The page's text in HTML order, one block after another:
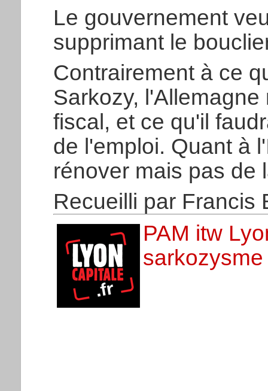
Le gouvernement
supprimant le
Contrairement à ce
Sarkozy,
fiscal, et ce qu'il
de l'emploi. Quant à
rénover mais pas de
Recueilli par Francis
PAM itw
sarkozysme